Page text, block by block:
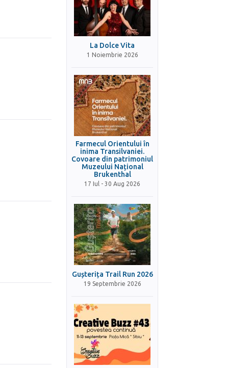
La Dolce Vita
1 Noiembrie 2026
Farmecul Orientului în
inima Transilvaniei.
Covoare din patrimoniul
Muzeului Național
Brukenthal
17 Iul - 30 Aug 2026
Gușterița Trail Run 2026
19 Septembrie 2026